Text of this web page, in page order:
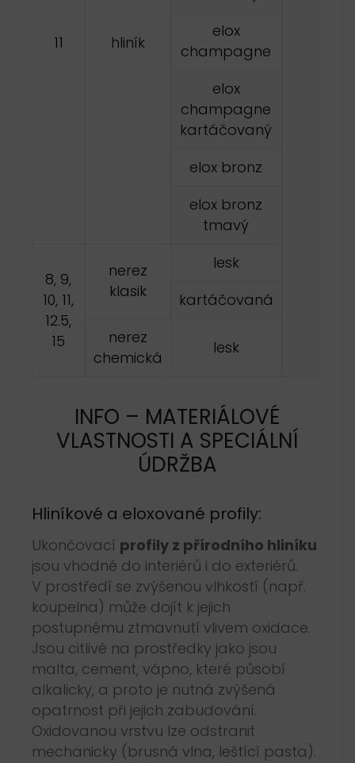
11 hliník
elox
champagne
elox
champagne
kartáčovaný
elox bronz
elox bronz
tmavý
8, 9,
10, 11,
12.5,
15
nerez
klasik
lesk
kartáčovaná
nerez
chemická
lesk
INFO – MATERIÁLOVÉ
VLASTNOSTI A SPECIÁLNÍ
ÚDRŽBA
Hliníkové a eloxované profily:
Ukončovací profily z přírodního hliníku
jsou vhodné do interiérů i do exteriérů.
V prostředí se zvýšenou vlhkostí (např.
koupelna) může dojít k jejich
postupnému ztmavnutí vlivem oxidace.
Jsou citlivé na prostředky jako jsou
malta, cement, vápno, které působí
alkalicky, a proto je nutná zvýšená
opatrnost při jejich zabudování.
Oxidovanou vrstvu lze odstranit
mechanicky (brusná vlna, leštící pasta).